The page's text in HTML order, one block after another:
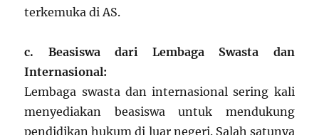
terkemuka di AS.
c. Beasiswa dari Lembaga Swasta dan
Internasional:
Lembaga swasta dan internasional sering kali
menyediakan beasiswa untuk mendukung
pendidikan hukum di luar negeri. Salah satunya